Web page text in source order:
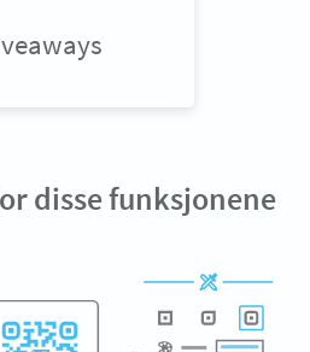
disse funksjonene